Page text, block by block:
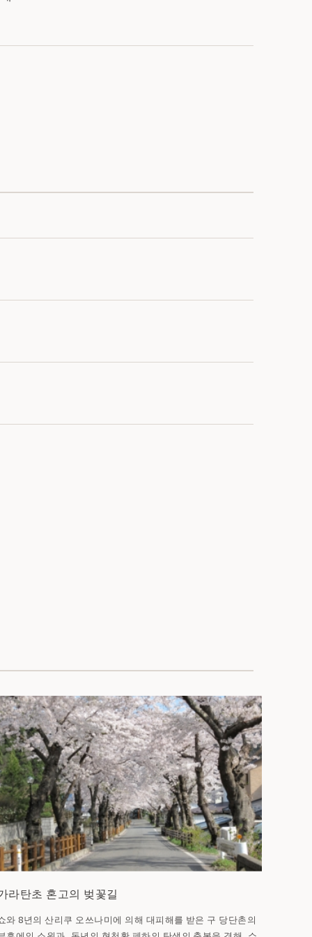
라탄초 혼고의 벚꽃길
와 8년의 산리쿠 오쓰나미에 의해 대피해를 받은 구 당단촌의